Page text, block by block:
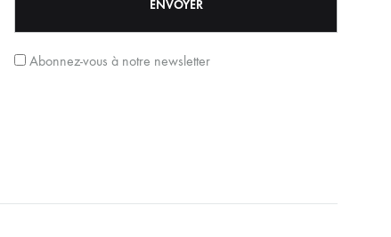
Abonnez-vous à notre newsletter